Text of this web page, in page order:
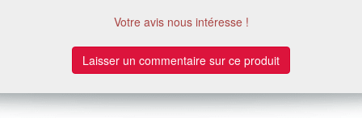
Votre avis nous intéresse !
Laisser un commentaire sur ce produit